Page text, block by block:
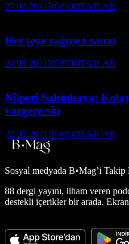
27.03.2021RÖPORTAJLAR
Her şeye rağmen sanat
24.03.2021RÖPORTAJLAR
Nilperi Şahinkaya:
vazgeçersin
22.03.2021RÖPORTAJLAR
Sosyal medyada B•Mag’i Takip
88 dergi yayını, ilham veren
destekli içerikler bir arada.